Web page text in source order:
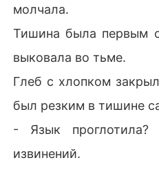
молчала.
Тишина была первым
выковала во тьме.
Глеб с хлопком
был резким в тишине
- Язык
извинений.